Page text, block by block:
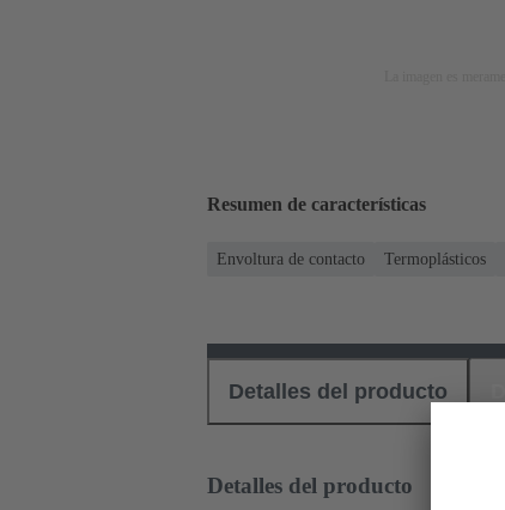
Resumen de características
Envoltura de contacto Termoplásticos
Detalles del producto
Detalles del producto